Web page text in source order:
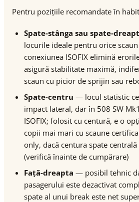
Pentru pozițiile recomandate în
Spate-stânga sau spate-
locurile ideale pentru orice
conexiunea ISOFIX elimină
asigură stabilitate maximă,
scaun cu picior de sprijin sau
Spate-centru — locul statistic
impact lateral, dar în 508 SW
ISOFIX; folosit cu centură, e o
copii mai mari cu scaune
only, dacă centura spate
(verifică înainte de cumpărare)
Față-dreapta — posibil tehnic
pasagerului este dezactivat
spate al unui break este net